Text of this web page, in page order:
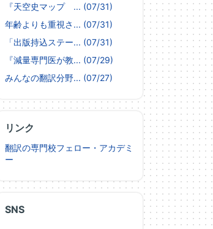
SNS
『天空史マップ ... (07/31)
年齢よりも重視さ... (07/31)
「出版持込ステー... (07/31)
『減量専門医が教... (07/29)
みんなの翻訳分野... (07/27)
リンク
翻訳の専門校フェロー・アカデミ
ー